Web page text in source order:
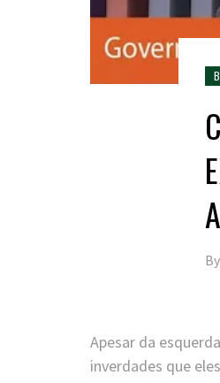
By
Apesar da
inverdades que